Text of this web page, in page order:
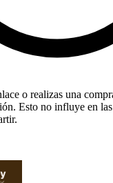
o realizas una
Esto no influye en